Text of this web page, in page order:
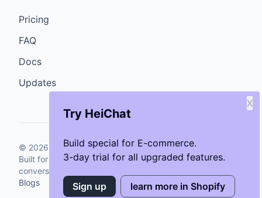
Try HeiChat
Build special for E-commerce.
3-day trial for all upgraded features.
X
Sign up learn more in Shopify
Pricing
FAQ
Docs
Updates
© 2026 GenCybers Inc. All rights reserved.
Built for storefronts that want faster answers and cleaner
conversions.
Blogs